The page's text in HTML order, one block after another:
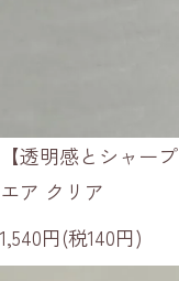
【透明感とシャー
エア クリア
1,540円(税140円)